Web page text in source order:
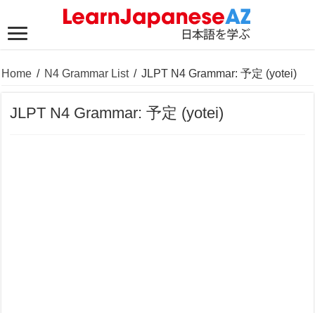
Home / N4 Grammar List / JLPT N4 Grammar: 予定 (yotei)
JLPT N4 Grammar: 予定 (yotei)